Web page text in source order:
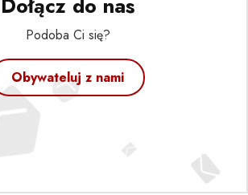
Podoba Ci się?
Obywateluj z nami